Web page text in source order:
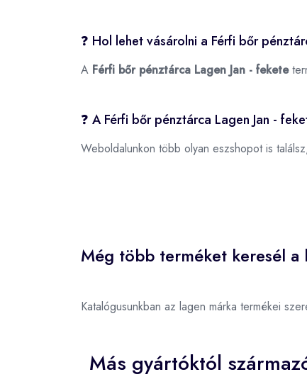
❓ Hol lehet vásárolni a Férfi bőr
A Férfi bőr pénztárca Lagen Jan - fekete
❓ A Férfi bőr pénztárca Lagen Jan -
Weboldalunkon több olyan eszshopot is
Még több terméket keresél
Katalógusunkban az lagen márka termékei
Más gyártóktól